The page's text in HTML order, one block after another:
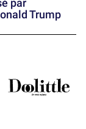
par
Trump